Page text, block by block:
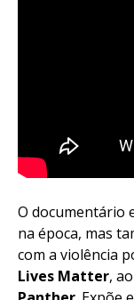
O documentário
na época, mas
com a violência
Lives Matter,